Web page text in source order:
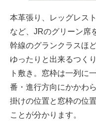
本革張り、レッグレス
など、JRのグリーン席
幹線のグランクラスほ
ゆったりと出来るつく
ト敷き。窓枠は一列に
番・進行方向にかかわ
掛けの位置と窓枠の位
ことが分かります。